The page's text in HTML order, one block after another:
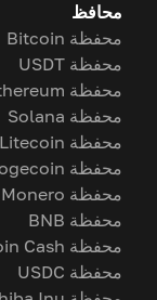
محافظ
محفظة Bitcoin
محفظة USDT
محفظة Ethereum
محفظة Solana
محفظة Litecoin
محفظة Dogecoin
محفظة Monero
محفظة BNB
محفظة Bitcoin Cash
محفظة USDC